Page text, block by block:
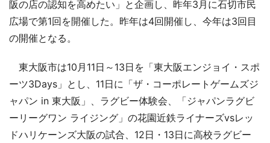
阪の店の認知を高めたい」と企画し、昨年3月に石切市民
広場で第1回を開催した。昨年は4回開催し、今年は3回目
の開催となる。
東大阪市は10月11日～13日を「東大阪エンジョイ・スポ
ーツ3Days」とし、11日に「ザ・コーポレートゲームズジ
ャパン in 東大阪」、ラグビー体験会、「ジャパンラグビ
ーリーグワン ライジング」の花園近鉄ライナーズvsレッ
ドハリケーンズ大阪の試合、12日・13日に高校ラグビー